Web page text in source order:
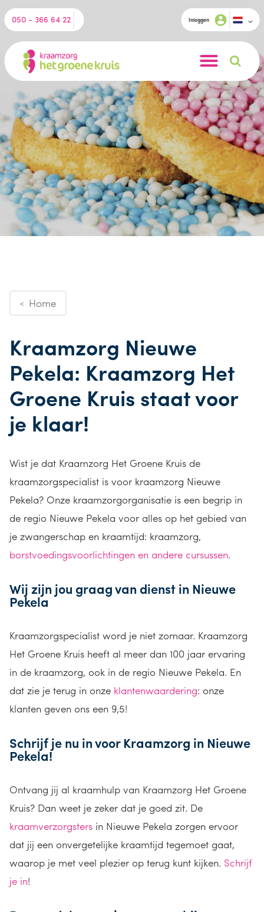
050 - 366 64 22 Inloggen
< Home
Kraamzorg Nieuwe
Pekela: Kraamzorg Het
Groene Kruis staat voor
je klaar!
Wist je dat Kraamzorg Het Groene Kruis de
kraamzorgspecialist is voor kraamzorg Nieuwe
Pekela? Onze kraamzorgorganisatie is een begrip in
de regio Nieuwe Pekela voor alles op het gebied van
je zwangerschap en kraamtijd: kraamzorg,
borstvoedingsvoorlichtingen en andere cursussen.
Wij zijn jou graag van dienst in Nieuwe
Pekela
Kraamzorgspecialist word je niet zomaar. Kraamzorg
Het Groene Kruis heeft al meer dan 100 jaar ervaring
in de kraamzorg, ook in de regio Nieuwe Pekela. En
dat zie je terug in onze klantenwaardering: onze
klanten geven ons een 9,5!
Schrijf je nu in voor Kraamzorg in Nieuwe
Pekela!
Ontvang jij al kraamhulp van Kraamzorg Het Groene
Kruis? Dan weet je zeker dat je goed zit. De
kraamverzorgsters in Nieuwe Pekela zorgen ervoor
dat jij een onvergetelijke kraamtijd tegemoet gaat,
waarop je met veel plezier op terug kunt kijken. Schrijf
je in!